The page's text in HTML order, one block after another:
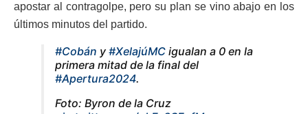
apostar al contragolpe, pero su plan se vino abajo en los
últimos minutos del partido.
#Cobán y #XelajúMC igualan a 0 en la
primera mitad de la final del
#Apertura2024.
Foto: Byron de la Cruz